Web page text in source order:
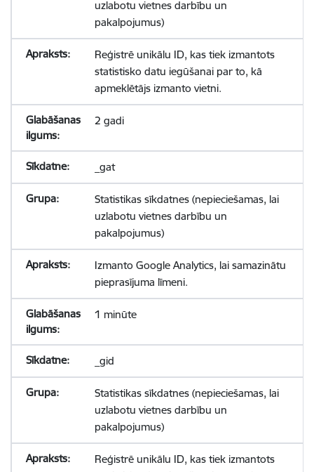
uzlabotu vietnes darbību un
pakalpojumus)
Reģistrē unikālu ID, kas tiek izmantots
statistisko datu iegūšanai par to, kā
apmeklētājs izmanto vietni.
2 gadi
_gat
Statistikas sīkdatnes (nepieciešamas, lai
uzlabotu vietnes darbību un
pakalpojumus)
Izmanto Google Analytics, lai samazinātu
pieprasījuma līmeni.
1 minūte
_gid
Statistikas sīkdatnes (nepieciešamas, lai
uzlabotu vietnes darbību un
pakalpojumus)
Reģistrē unikālu ID, kas tiek izmantots